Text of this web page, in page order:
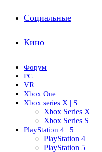
Социальные
Кино
Форум
PC
VR
Xbox One
Xbox series X | S
Xbox Series X
Xbox Series S
PlayStation 4 | 5
PlayStation 4
PlayStation 5